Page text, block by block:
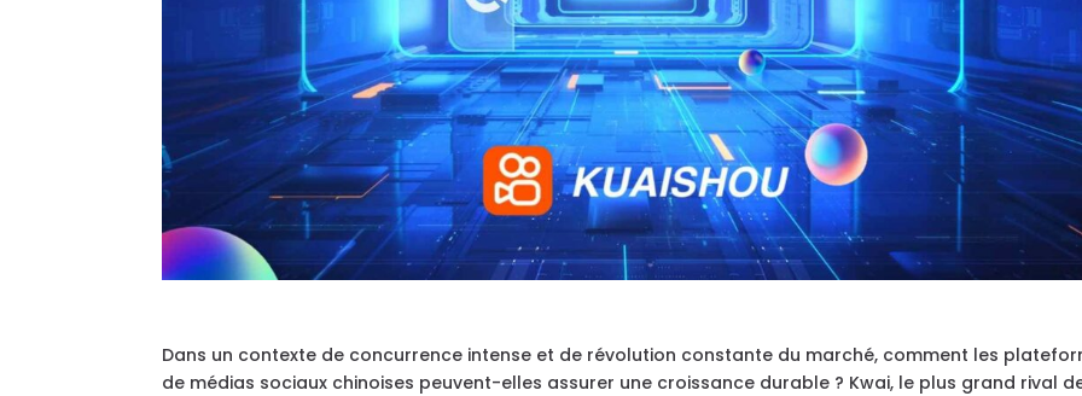
Dans un contexte de concurrence intense et de révolution constante du marché, comment les
de médias sociaux chinoises peuvent-elles assurer une croissance durable ? Kwai, le plus grand rival